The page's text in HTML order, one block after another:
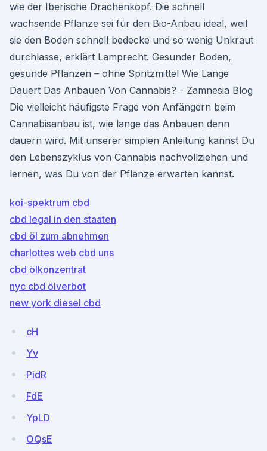
wie der Iberische Drachenkopf. Die schnell
wachsende Pflanze sei für den Bio-Anbau ideal, weil
sie den Boden schnell bedecke und so wenig Unkraut
durchlasse, erklärt Lamprecht. Gesunder Boden,
gesunde Pflanzen – ohne Spritzmittel Wie Lange
Dauert Das Anbauen Von Cannabis? - Zamnesia Blog
Die vielleicht häufigste Frage von Anfängern beim
Cannabisanbau ist, wie lange das Anbauen denn
dauern wird. Mit unserer simplen Anleitung kannst Du
den Lebenszyklus von Cannabis nachvollziehen und
lernen, was Du von der Pflanze erwarten kannst.
koi-spektrum cbd
cbd legal in den staaten
cbd öl zum abnehmen
charlottes web cbd uns
cbd ölkonzentrat
nyc cbd ölverbot
new york diesel cbd
cH
Yv
PidR
FdE
YpLD
OQsE